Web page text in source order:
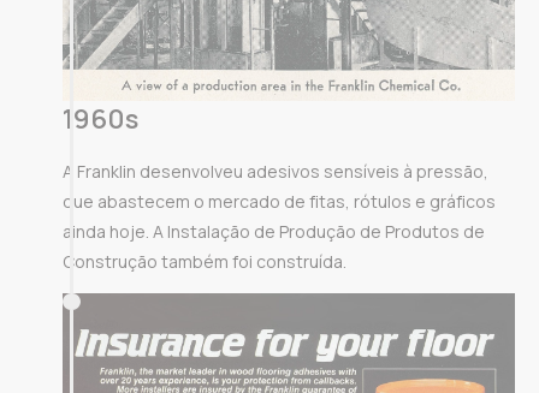
1960s
A Franklin desenvolveu adesivos sensíveis à pressão,
que abastecem o mercado de fitas, rótulos e gráficos
ainda hoje. A Instalação de Produção de Produtos de
Construção também foi construída.